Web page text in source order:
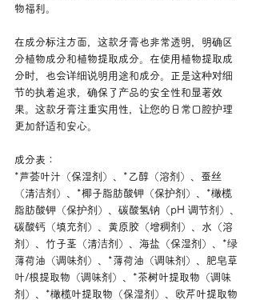
物福利。
在成分标注方面，这款牙膏也非常透明，明确区
分植物成分和植物提取成分。在使用植物提取成
分时，也会详细说明用途和成分。正是这种对细
节的执着追求，确保了产品的安全性和显著效
果。这款牙膏注重实用性，让您的日常口腔护理
更加舒适和安心。
成分表：
*芦荟叶汁（保湿剂）、*乙醇（溶剂）、蚕丝
（清洁剂）、*椰子脂肪酸钾（保护剂）、*橄榄
脂肪酸钾（保护剂）、碳酸氢钠（pH 调节剂）、
碳酸钙（填充剂）、黄原胶（增稠剂）、水（溶
剂）、竹子茎（清洁剂）、海盐（保湿剂）、*绿
薄荷油（调味剂）、*薄荷油（调味剂）、肥皂草
叶/根提取物（调味剂）、*茶树叶提取物（调味
剂）、*橄榄叶提取物（保湿剂）、欧芹叶提取物